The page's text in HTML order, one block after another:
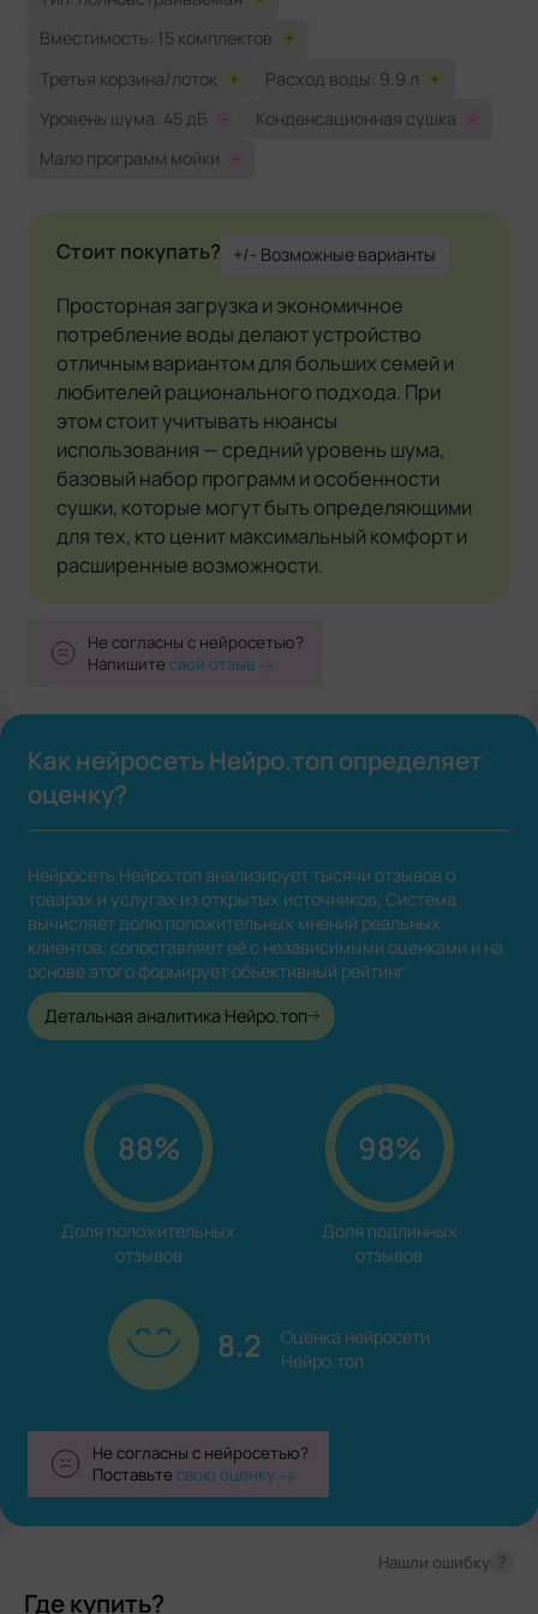
Вместимость: 15 комплектов +
Третья корзина/лоток + Расход воды: 9.9 л +
Уровень шума: 45 дБ
- Конденсационная сушка
-
Мало программ мойки
-
Стоит покупать? +/- Возможные варианты
Просторная загрузка и экономичное
потребление воды делают устройство
отличным вариантом для больших семей и
любителей рационального подхода. При
этом стоит учитывать нюансы
использования — средний уровень шума,
базовый набор программ и особенности
сушки, которые могут быть определяющими
для тех, кто ценит максимальный комфорт и
расширенные возможности.
Не согласны с нейросетью?
Напишитесвой отзыв
Как нейросеть Нейро.топ определяет
оценку?
Нейросеть Нейро.топ анализирует тысячи отзывов о
товарах и услугах из открытых источников. Система
вычисляет долю положительных мнений реальных
клиентов, сопоставляет её с независимыми оценками и на
основе этого формирует объективный рейтинг.
Детальная аналитика Нейро.топ
88%
Доля положительных
отзывов
98%
Доля подлинных
отзывов
8.2
Оценка нейросети
Нейро.топ
Не согласны с нейросетью?
Поставьтесвою оценку
Где купить?
Нашли ошибку